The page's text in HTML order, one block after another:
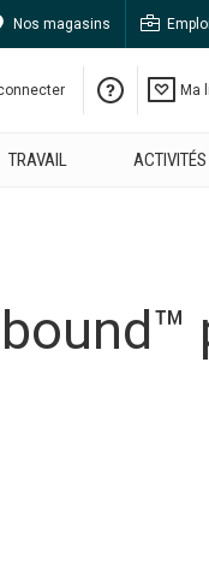
Nos magasins
Ma
TRAVAIL ACTIVITÉS